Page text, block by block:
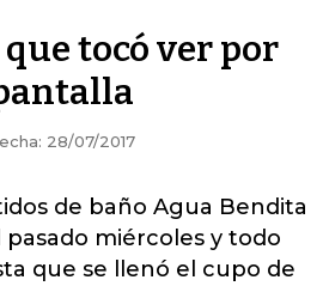
tocó ver por
28/07/2017
de baño Agua Bendita
pasado miércoles y todo
que se llenó el cupo de